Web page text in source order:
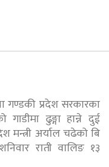
गण्डकी प्रदेश सरकारका
गाडीमा ढुङ्गा हान्ने दुई
मन्त्री अर्याल चढेको बि
राती वालिङ १३